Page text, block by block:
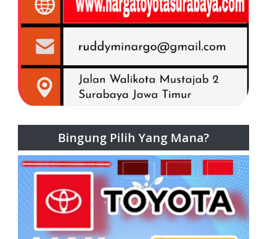
Bingung Pilih Yang Mana?